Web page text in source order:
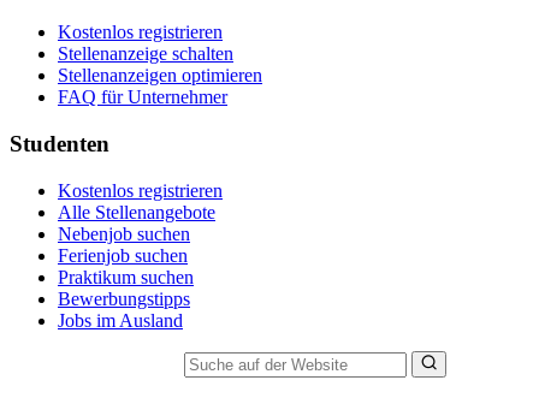
Kostenlos registrieren
Stellenanzeige schalten
Stellenanzeigen optimieren
FAQ für Unternehmer
Studenten
Kostenlos registrieren
Alle Stellenangebote
Nebenjob suchen
Ferienjob suchen
Praktikum suchen
Bewerbungstipps
Jobs im Ausland